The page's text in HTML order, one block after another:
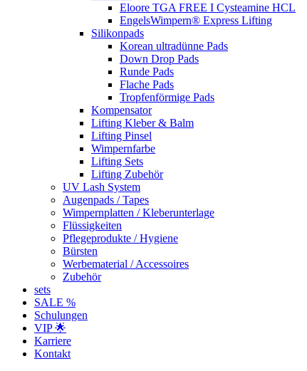
Eloore TGA FREE I Cysteamine HCL
EngelsWimpern® Express Lifting
Silikonpads
Korean ultradünne Pads
Down Drop Pads
Runde Pads
Flache Pads
Tropfenförmige Pads
Kompensator
Lifting Kleber & Balm
Lifting Pinsel
Wimpernfarbe
Lifting Sets
Lifting Zubehör
UV Lash System
Augenpads / Tapes
Wimpernplatten / Kleberunterlage
Flüssigkeiten
Pflegeprodukte / Hygiene
Bürsten
Werbematerial / Accessoires
Zubehör
sets
SALE %
Schulungen
VIP 🌟
Karriere
Kontakt